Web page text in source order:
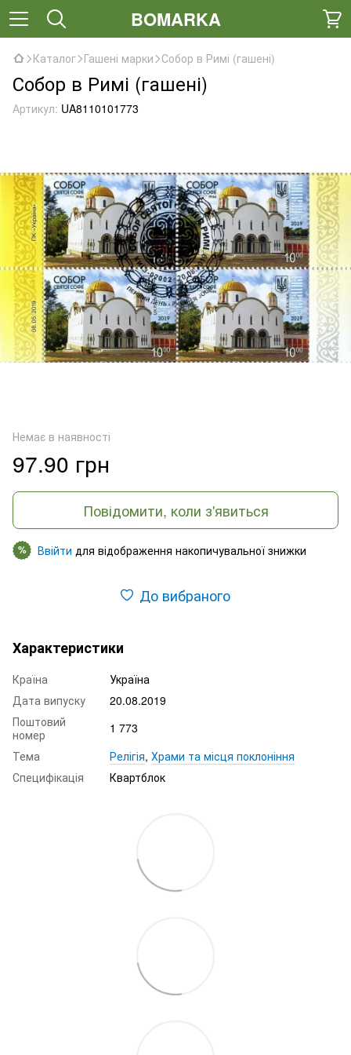
BOMARKA
Каталог Гашені марки Собор в Римі (гашені)
Собор в Римі (гашені)
Артикул: UA8110101773
Немає в наявності
97.90 грн
Повідомити, коли з'явиться
% Ввійти для відображення накопичувальної знижки
До вибраного
Характеристики
Країна
Україна
Дата випуску
20.08.2019
Поштовий
номер
1 773
Тема
Релігія, Храми та місця поклоніння
Специфікація
Квартблок